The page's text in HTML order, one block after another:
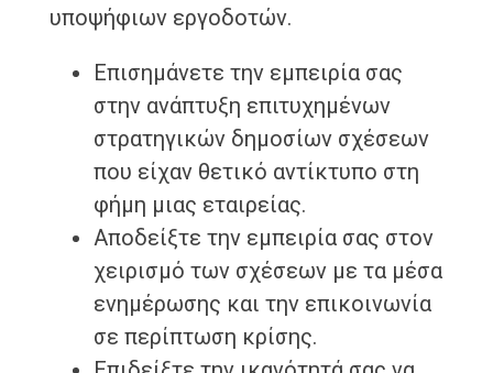
υποψήφιων εργοδοτών.
Επισημάνετε την εμπειρία σας
στην ανάπτυξη επιτυχημένων
στρατηγικών δημοσίων σχέσεων
που είχαν θετικό αντίκτυπο στη
φήμη μιας εταιρείας.
Αποδείξτε την εμπειρία σας στον
χειρισμό των σχέσεων με τα μέσα
ενημέρωσης και την επικοινωνία
σε περίπτωση κρίσης.